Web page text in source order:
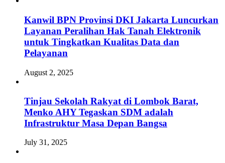
Kanwil BPN Provinsi DKI Jakarta Luncurkan
Layanan Peralihan Hak Tanah Elektronik
untuk Tingkatkan Kualitas Data dan
Pelayanan
August 2, 2025
Tinjau Sekolah Rakyat di Lombok Barat,
Menko AHY Tegaskan SDM adalah
Infrastruktur Masa Depan Bangsa
July 31, 2025